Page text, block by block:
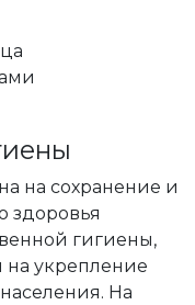
на сохранение и
здоровья
гигиены,
на укрепление
На